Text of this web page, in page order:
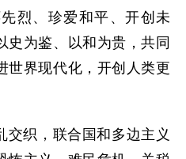
烈、珍爱和平、开创未
史为鉴、以和为贵，共同
世界现代化，开创人类更
交织，联合国和多边主义